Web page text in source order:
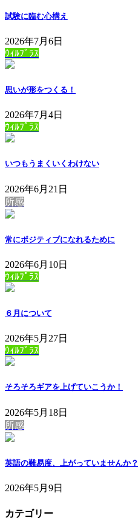
試験に臨む心構え
2026年7月6日
ｳｨﾙﾌﾟﾗｽ
思いが形をつくる！
2026年7月4日
ｳｨﾙﾌﾟﾗｽ
いつもうまくいくわけない
2026年6月21日
所感
常にポジティブになれるために
2026年6月10日
ｳｨﾙﾌﾟﾗｽ
６月について
2026年5月27日
ｳｨﾙﾌﾟﾗｽ
そろそろギアを上げていこうか！
2026年5月18日
所感
英語の難易度、上がっていませんか？
2026年5月9日
カテゴリー